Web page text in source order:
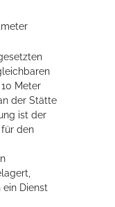
Meter
der Stätte
ist der
den
Dienst